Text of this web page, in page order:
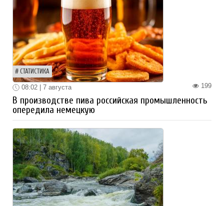
СТАТИСТИКА
199
08:02 | 7 августа
В производстве пива российская промышленность
опередила немецкую